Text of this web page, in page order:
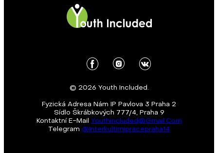
© 2026 Youth Included.
Fyzická Adresa Nám IP Pavlova 3 Praha 2
Sídlo Škrábkových 777/4, Praha 9
Kontaktní E-Mail
Youthincluded@gmail.com
Telegram @Interkultirnipracepraha14